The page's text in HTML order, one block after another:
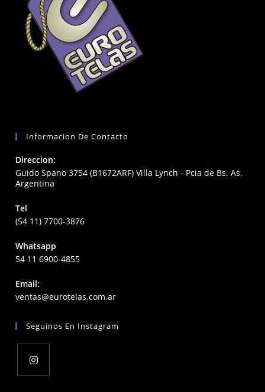
Informacion De Contacto
Direccion:
Guido Spano 3754 (B1672ARF) Villa Lynch - Pcia de Bs. As.
Argentina
Tel
(54 11) 7700-3876
Whatsapp
54 11 6900-4855
Email:
ventas@eurotelas.com.arOpens
application
Seguinos En Instagram